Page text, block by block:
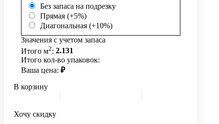
Без запаса на подрезку
Прямая (+5%)
Диагональная (+10%)
Значения с учетом запаса
Итого м2: 2.131
Итого кол-во упаковок:
Ваша цена: ₽
В корзину
Хочу скидку